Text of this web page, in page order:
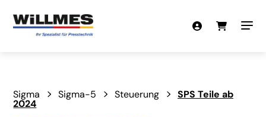
Sigma Sigma-5 Steuerung SPS Teile ab
2024